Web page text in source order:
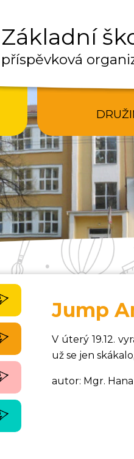
Základní
příspěvková
Jump
V úterý 19.12.
už se jen
autor: Mgr.